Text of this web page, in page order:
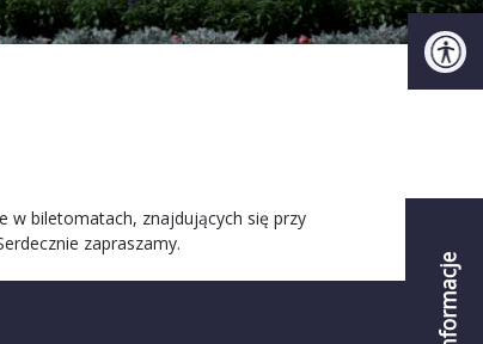
Informacje
w biletomatach, znajdujących się przy
zapraszamy.